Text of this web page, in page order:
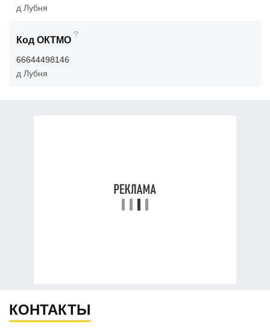
д Лубня
Код ОКТМО
?
66644498146
д Лубня
КОНТАКТЫ